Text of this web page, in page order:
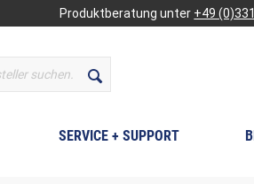
Produktberatung unter +49
SERVICE + SUPPORT